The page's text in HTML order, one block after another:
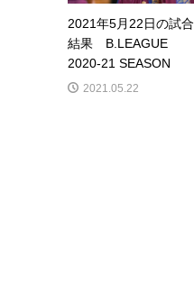
2021年5月22日の試合
結果 B.LEAGUE
2020-21 SEASON
2021.05.22